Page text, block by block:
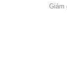
Giảm